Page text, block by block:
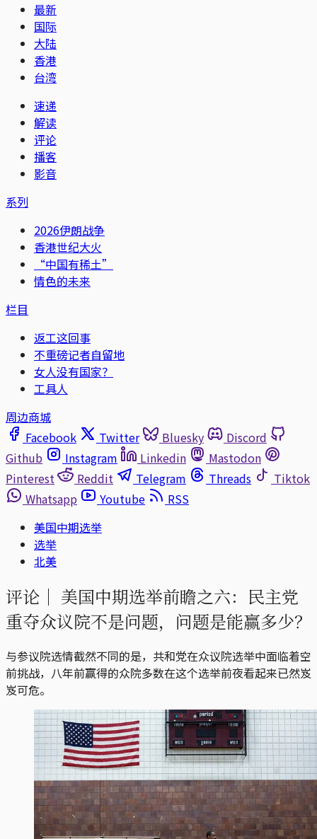
最新
国际
大陆
香港
台湾
速递
解读
评论
播客
影音
系列
2026伊朗战争
香港世纪大火
“中国有稀土”
情色的未来
栏目
返工这回事
不重磅记者自留地
女人没有国家？
工具人
周边商城
Facebook
Twitter Bluesky
Discord
Github
Instagram Linkedin
Mastodon
Pinterest
Reddit Telegram Threads
Tiktok
Whatsapp
Youtube
RSS
美国中期选举
选举
北美
评论｜ 美国中期选举前瞻之六：民主党
重夺众议院不是问题，问题是能赢多少？
与参议院选情截然不同的是，共和党在众议院选举中面临着空
前挑战，八年前赢得的众院多数在这个选举前夜看起来已然岌
岌可危。